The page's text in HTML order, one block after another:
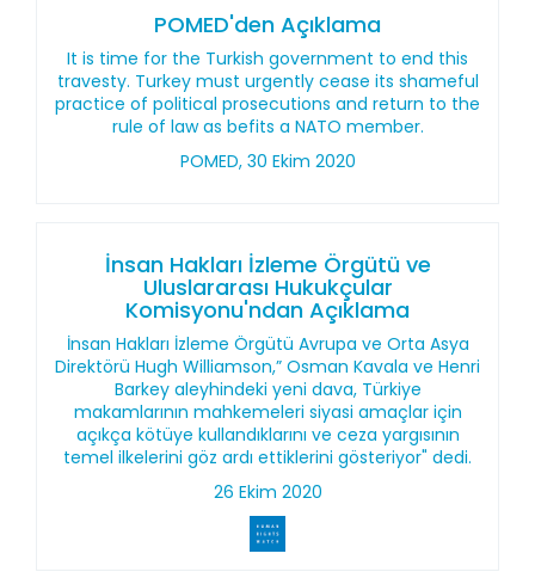
POMED'den Açıklama
It is time for the Turkish government to end this
travesty. Turkey must urgently cease its shameful
practice of political prosecutions and return to the
rule of law as befits a NATO member.
POMED, 30 Ekim 2020
İnsan Hakları İzleme Örgütü ve
Uluslararası Hukukçular
Komisyonu'ndan Açıklama
İnsan Hakları İzleme Örgütü Avrupa ve Orta Asya
Direktörü Hugh Williamson,” Osman Kavala ve Henri
Barkey aleyhindeki yeni dava, Türkiye
makamlarının mahkemeleri siyasi amaçlar için
açıkça kötüye kullandıklarını ve ceza yargısının
temel ilkelerini göz ardı ettiklerini gösteriyor" dedi.
26 Ekim 2020